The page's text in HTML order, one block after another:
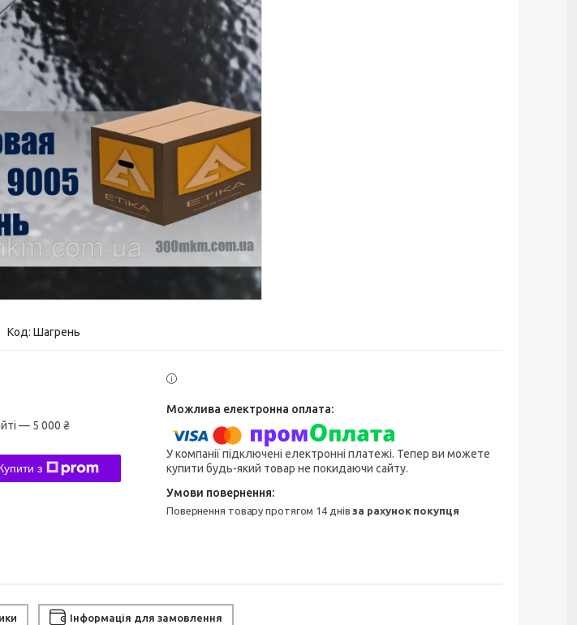
Код: Шагрень
— 5 000 ₴
з
У компанії підключені електронні платежі. Тепер ви можете
купити будь-який товар не покидаючи сайту.
повернення товару протягом 14 днівза рахунок покупця
Інформація для замовлення